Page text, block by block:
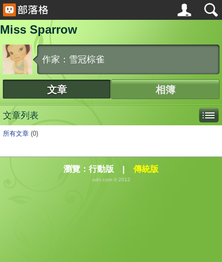
Miss Sparrow
作家：雪冠棕雀
文章 相簿
文章列表
所有文章 (0)
瀏覽： 行動版 | 傳統版
udn.com © 2012